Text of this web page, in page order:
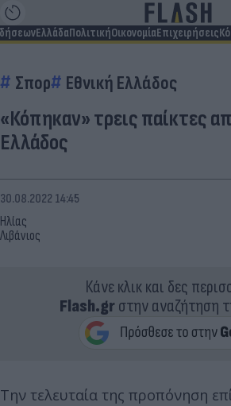
ΕλλάδαΠολιτικήΟικονομίαΕπιχειρήσεις
Σπορ Εθνική Ελλάδος
«Κόπηκαν» τρεις παίκτες
Ελλάδος
Ηλίας
Λιβάνιος
30.08.2022 14:45
Κάνε κλικ και δες
Flash.grστην αναζήτηση
Την τελευταία της προπόνηση